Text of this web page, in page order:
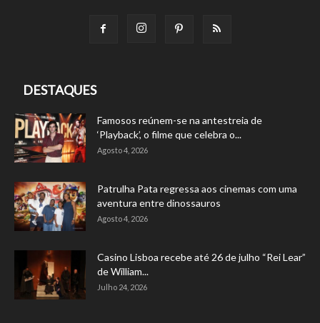
DESTAQUES
Famosos reúnem-se na antestreia de
‘Playback’, o filme que celebra o...
Agosto 4, 2026
Patrulha Pata regressa aos cinemas com uma
aventura entre dinossauros
Agosto 4, 2026
Casino Lisboa recebe até 26 de julho “Rei Lear”
de William...
Julho 24, 2026